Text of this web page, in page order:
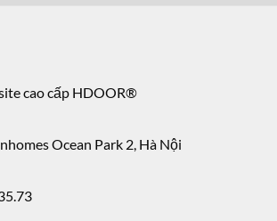
cao cấp HDOOR®
Ocean Park 2, Hà Nội